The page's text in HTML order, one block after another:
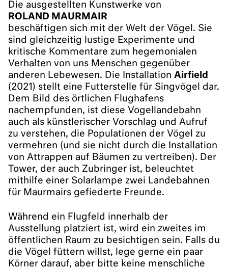
Die ausgestellten Kunstwerke von
ROLAND MAURMAIR
beschäftigen sich mit der Welt der Vögel. Sie
sind gleichzeitig lustige Experimente und
kritische Kommentare zum hegemonialen
Verhalten von uns Menschen gegenüber
anderen Lebewesen. Die Installation Airfield
(2021) stellt eine Futterstelle für Singvögel dar.
Dem Bild des örtlichen Flughafens
nachempfunden, ist diese Vogellandebahn
auch als künstlerischer Vorschlag und Aufruf
zu verstehen, die Populationen der Vögel zu
vermehren (und sie nicht durch die Installation
von Attrappen auf Bäumen zu vertreiben). Der
Tower, der auch Zubringer ist, beleuchtet
mithilfe einer Solarlampe zwei Landebahnen
für Maurmairs gefiederte Freunde.
Während ein Flugfeld innerhalb der
Ausstellung platziert ist, wird ein zweites im
öffentlichen Raum zu besichtigen sein. Falls du
die Vögel füttern willst, lege gerne ein paar
Körner darauf, aber bitte keine menschliche